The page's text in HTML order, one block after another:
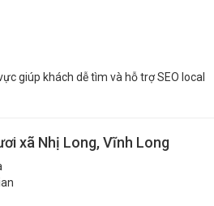
giúp khách dễ tìm và hỗ trợ SEO local
xã Nhị Long, Vĩnh Long